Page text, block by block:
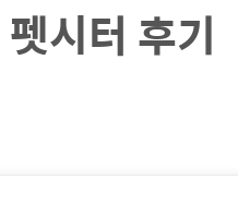
펫시터 후기